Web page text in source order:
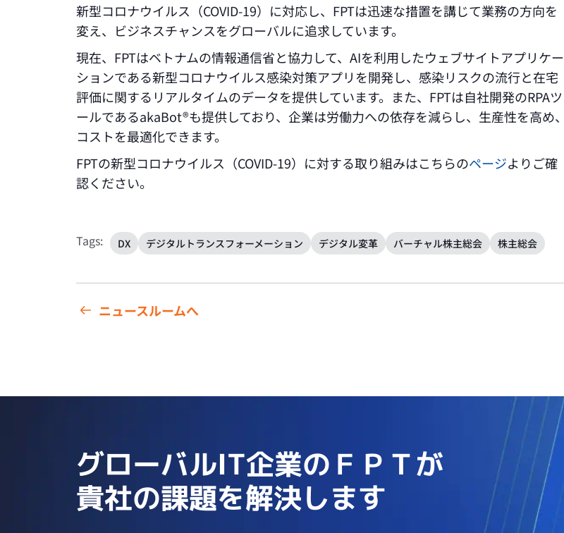
新型コロナウイルス（COVID-19）に対応し、FPTは迅速な措置を講じて業務の方向を
変え、ビジネスチャンスをグローバルに追求しています。
現在、FPTはベトナムの情報通信省と協力して、AIを利用したウェブサイトアプリケー
ションである新型コロナウイルス感染対策アプリを開発し、感染リスクの流行と在宅
評価に関するリアルタイムのデータを提供しています。また、FPTは自社開発のRPAツ
ールであるakaBot®も提供しており、企業は労働力への依存を減らし、生産性を高め、
コストを最適化できます。
FPTの新型コロナウイルス（COVID-19）に対する取り組みはこちらのページよりご確
認ください。
Tags: DX デジタルトランスフォーメーション デジタル変革 バーチャル株主総会 株主総会
ニュースルームへ
グローバルIT企業のＦＰＴが
貴社の課題を解決します